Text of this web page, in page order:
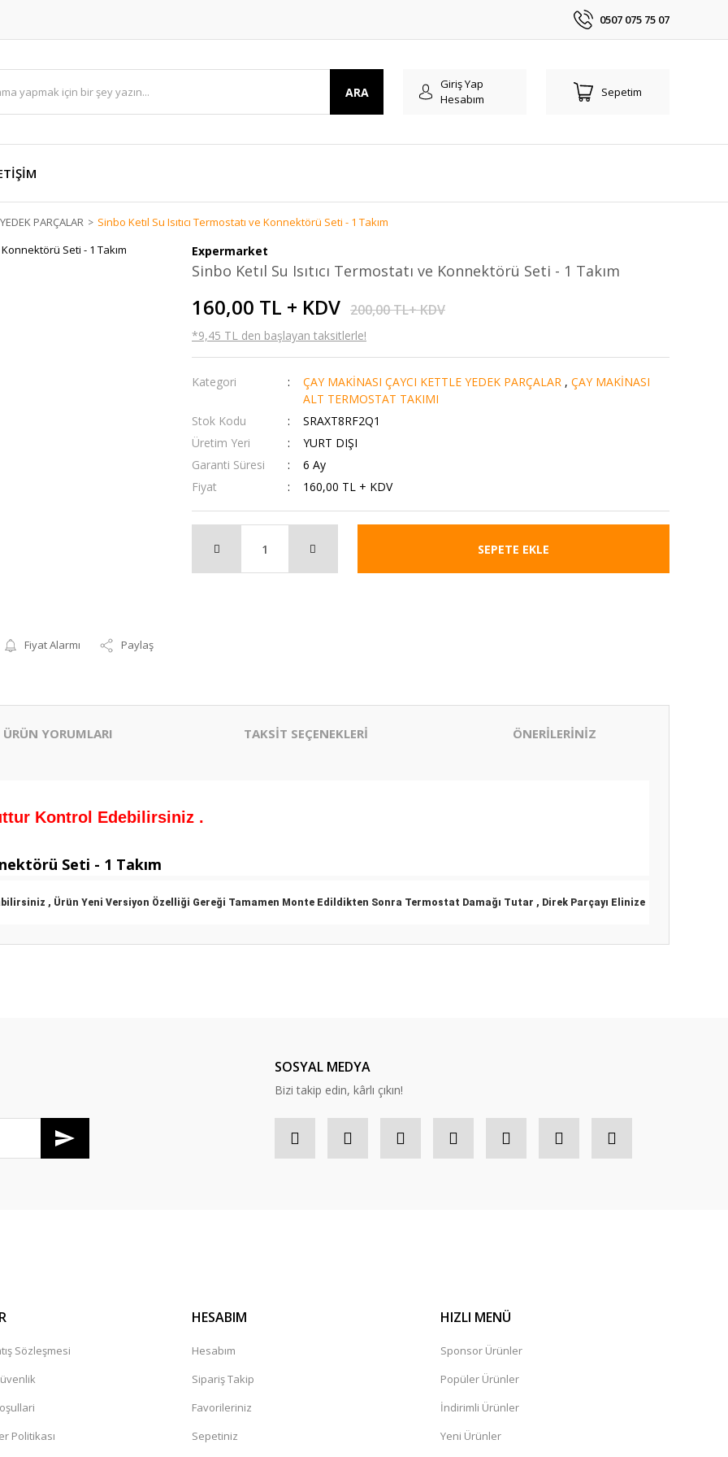
0507 075 75 07
ARA
Giriş Yap
Hesabım
Sepetim
PARÇALAR Sinbo Ketıl Su Isıtıcı Termostatı ve Konnektörü Seti - 1 Takım
Fiyat Alarmı Paylaş
Expermarket
Sinbo Ketıl Su Isıtıcı Termostatı ve Konnektörü Seti - 1 Takım
160,00 TL + KDV 200,00 TL+ KDV
*9,45 TL den başlayan taksitlerle!
Kategori ÇAY MAKİNASI ÇAYCI KETTLE YEDEK PARÇALAR , ÇAY MAKİNASI
ALT TERMOSTAT TAKIMI
Stok Kodu
SRAXT8RF2Q1
Üretim Yeri
YURT DIŞI
Garanti Süresi
6 Ay
Fiyat
160,00 TL + KDV
SEPETE EKLE
ÜRÜN YORUMLARI TAKSİT SEÇENEKLERİ ÖNERİLERİNİZ
Kontrol Edebilirsiniz .
Seti - 1 Takım
, Ürün Yeni Versiyon Özelliği Gereği Tamamen Monte Edildikten Sonra Termostat Damağı Tutar , Direk Parçayı Elinize
SOSYAL MEDYA
Bizi takip edin, kârlı çıkın!
Sözleşmesi
Politikası
HESABIM
Hesabım
Sipariş Takip
Favorileriniz
Sepetiniz
HIZLI MENÜ
Sponsor Ürünler
Popüler Ürünler
İndirimli Ürünler
Yeni Ürünler